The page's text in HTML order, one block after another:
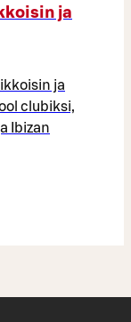
ja
ja
clubiksi,
Ibizan